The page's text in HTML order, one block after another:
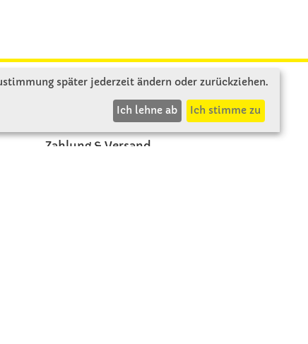
Zahlung & Versand
später jederzeit ändern oder zurückziehen.
Ich lehne ab Ich stimme zu